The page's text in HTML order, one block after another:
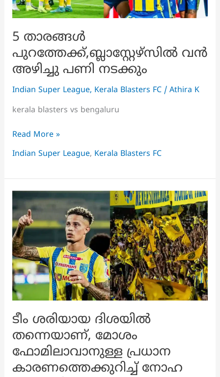
5 താരങ്ങൾ
പുറത്തേക്ക്,ബ്ലാസ്റ്റേഴ്സിൽ വൻ
അഴിച്ചു പണി നടക്കും
Indian Super League, Kerala Blasters FC/ Athira K
kerala blasters vs bengaluru
5
താരങ്ങൾ
പുറത്തേക്ക്,ബ്ലാസ്റ്റേഴ്സിൽ
പണി
നടക്കും
Read More »
Indian Super League, Kerala Blasters FC
ടീം ശരിയായ ദിശയിൽ
തന്നെയാണ്, മോശം
ഫോമിലാവാനുള്ള പ്രധാന
കാരണത്തെക്കുറിച്ച് നോഹ